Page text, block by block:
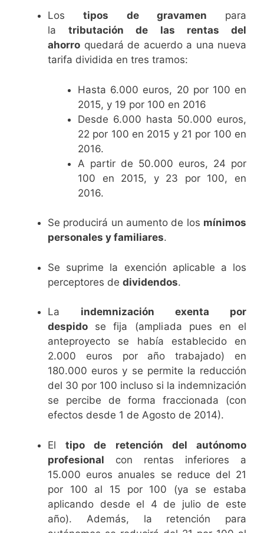
Lostipos de gravamen para
latributación de las rentas del
ahorro quedará de acuerdo a una nueva
tarifa dividida en tres tramos:
Hasta 6.000 euros, 20 por 100 en
2015, y 19 por 100 en 2016
Desde 6.000 hasta 50.000 euros,
22 por 100 en 2015 y 21 por 100 en
2016.
A partir de 50.000 euros, 24 por
100 en 2015, y 23 por 100, en
2016.
Se producirá un aumento de los mínimos
personales y familiares.
Se suprime la exención aplicable a los
perceptores de dividendos.
La indemnización exenta por
despido se fija (ampliada pues en el
anteproyecto se había establecido en
2.000 euros por año trabajado) en
180.000 euros y se permite la reducción
del 30 por 100 incluso si la indemnización
se percibe de forma fraccionada (con
efectos desde 1 de Agosto de 2014).
Eltipo de retención del autónomo
profesional con rentas inferiores a
15.000 euros anuales se reduce del 21
por 100 al 15 por 100 (ya se estaba
aplicando desde el 4 de julio de este
año). Además, la retención para